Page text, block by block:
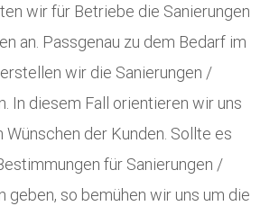
wir für Betriebe die Sanierungen
an. Passgenau zu dem Bedarf im
wir die Sanierungen /
In diesem Fall orientieren wir uns
Wünschen der Kunden. Sollte es
für Sanierungen /
geben, so bemühen wir uns um die